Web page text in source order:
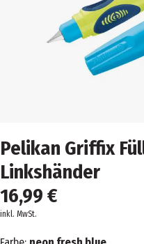
Pelikan Griffix
Linkshänder
16,99 €
inkl. MwSt.